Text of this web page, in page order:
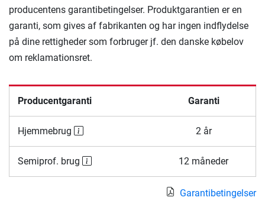
producentens garantibetingelser. Produktgarantien er en
garanti, som gives af fabrikanten og har ingen indflydelse
på dine rettigheder som forbruger jf. den danske købelov
om reklamationsret.
Producentgaranti Garanti
Hjemmebrug 2 år
Semiprof. brug 12 måneder
Garantibetingelser